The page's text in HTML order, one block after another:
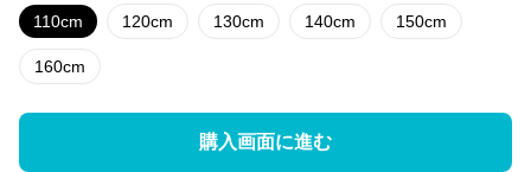
110cm 120cm 130cm 140cm 150cm
160cm
購入画面に進む